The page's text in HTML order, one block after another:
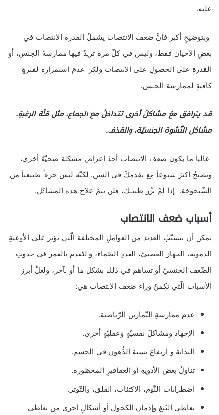
عليه.
وبتوضيحٍ أكبر فإنَّ ضعف الانتصاب يشملُ القدرة الانتصاب في
بعضِ الأحيان فقط، وليس في كلّ مرة تريدُ فيها ممارسةَ الجنس، أو
القدرة على الحصولِ على الانتصاب ولكن عدمَ استمراره لفترةٍ
كافيةٍ لممارسة الجنس.
قد يترافق معَ مشاكلَ أخرى تتداخلُ مع الجماع، مثل قلّة الرغبةِ،
مشاكل النّشوة الجنسيّة، والقذف.
غالباً ما يكون ضعف الانتصاب أحدَ أعراض مشكلة صحيّةً أخرى،
ويصبحُ أكثرَ شيوعاً مع تقدمكَ في السن. لكنّه ليس جزءاً طبيعياً من
الشّيخوخة. إذا لمْ تزُر طبيبك، فلن يتمَّ علاج هذه المشاكل.
أسباب ضعف الانتصاب
يمكن أن تتسبّبَ العديد من العواملِ المختلفة الّتي تؤثر على الأوعيةِ
الدموية، الجهاز العصبيّ، الغددِ الصّماء، والتّقدم بالعمر في حدوثِ
الضّعف الجنسيّ أو تساهم في ذلك بشكل ما أو بآخر، ولعلِّ أبرز
الأسباب الّتي تكمنُ وراء ضعف الانتصاب هي:
عدم ممارسةِ التّمارين الرّياضية.
الإجهاد ومشاكلَ نفسيّةٍ وعقليّةٍ أخرى.
البدانة و ارتفاعِ نسبة الدُّهون في الجسم.
تناولُ بعض الأدويةِ أو العقاقيرِ المحظورة.
اضطرابات النَّوم، الاكتئاب، القلق، والتّوتر.
تعاطي التّبغ وإدمان الكحول أو أشكالٍ أخرى من تعاطي